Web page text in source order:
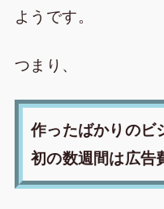
ようです。
つまり、
作ったばかりのビ
初の数週間は広告